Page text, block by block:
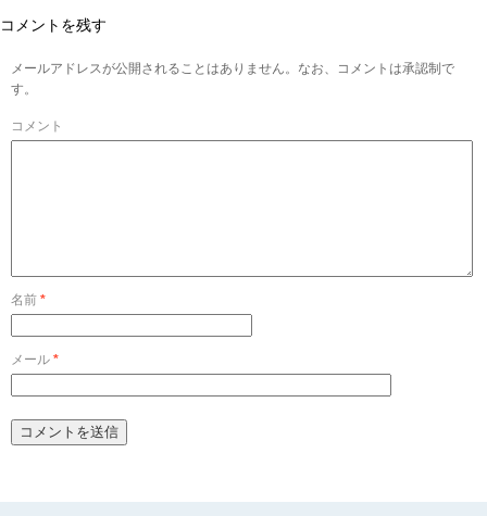
コメントを残す
メールアドレスが公開されることはありません。なお、コメントは承認制で
す。
コメント
名前 *
メール *